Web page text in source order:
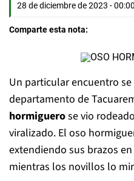
28 de diciembre de 2023 - 00:00
Comparte esta nota:
Un particular encuentro
departamento de
hormiguerose vio
viralizado. El oso
extendiendo sus brazos
mientras los novillos lo